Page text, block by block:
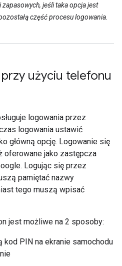
jeśli taka opcja jest
część procesu logowania.
użyciu telefonu
logowania przez
logowania ustawić
główną opcję. Logowanie się
jako zastępcza
Logując się przez
pamiętać nazwy
tego muszą wpisać
jest możliwe na 2 sposoby:
PIN na ekranie samochodu